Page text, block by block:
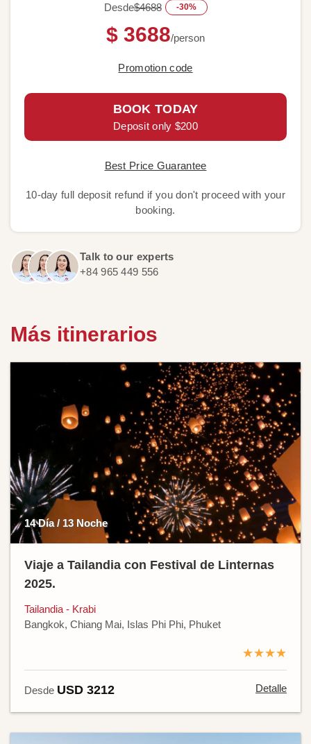
Desde$4688 -30%
$ 3688/person
Promotion code
BOOK TODAY
Deposit only $200
Best Price Guarantee
10-day full deposit refund if you don't proceed with your
booking.
Talk to our experts
+84 965 449 556
Más itinerarios
14 Día / 13 Noche
Viaje a Tailandia con Festival de Linternas
2025.
Tailandia - Krabi
Bangkok, Chiang Mai, Islas Phi Phi, Phuket
★★★★
Desde USD 3212 Detalle